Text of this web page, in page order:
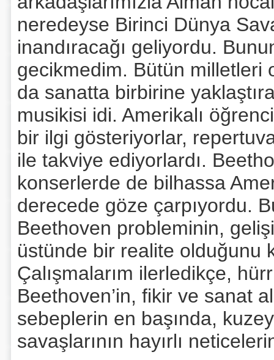
neredeyse Birinci Dünya
inandıracağı geliyordu.
gecikmedim. Bütün milletleri
da sanatta birbirine
musikisi idi. Amerikalı
bir ilgi gösteriyorlar,
ile takviye ediyorlardı.
konserlerde de bilhassa
derecede göze çarpıyordu.
Beethoven probleminin,
üstünde bir realite olduğunu
Çalışmalarım ilerledikçe,
Beethoven’in, fikir ve sanat
sebeplerin en başında, kuzey
savaşlarının hayırlı